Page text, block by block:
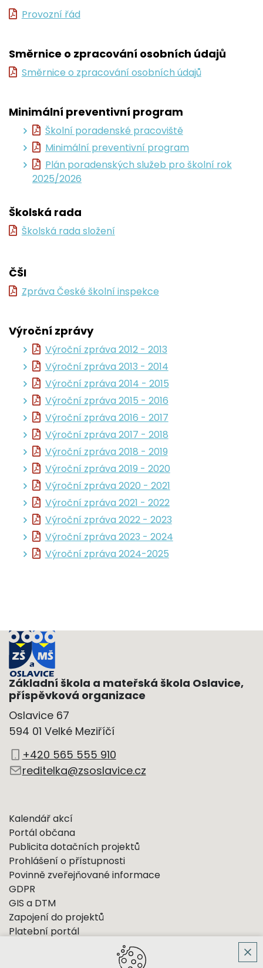
Provozní řád
Směrnice o zpracování osobních údajů
Směrnice o zpracování osobních údajů
Minimální preventivní program
Školní poradenské pracoviště
Minimální preventivní program
Plán poradenských služeb pro školní rok
2025/2026
Školská rada
Školská rada složení
ČŠI
Zpráva České školní inspekce
Výroční zprávy
Výroční zpráva 2012 - 2013
Výroční zpráva 2013 - 2014
Výroční zpráva 2014 - 2015
Výroční zpráva 2015 - 2016
Výroční zpráva 2016 - 2017
Výroční zpráva 2017 - 2018
Výroční zpráva 2018 - 2019
Výroční zpráva 2019 - 2020
Výroční zpráva 2020 - 2021
Výroční zpráva 2021 - 2022
Výroční zpráva 2022 - 2023
Výroční zpráva 2023 - 2024
Výroční zpráva 2024-2025
Základní škola a mateřská škola Oslavice,
příspěvková organizace
Oslavice 67
594 01 Velké Meziříčí
+420 565 555 910
reditelka@zsoslavice.cz
Kalendář akcí
Portál občana
Publicita dotačních projektů
Prohlášení o přístupnosti
Povinně zveřejňované informace
GDPR
GIS a DTM
Zapojení do projektů
Platební portál